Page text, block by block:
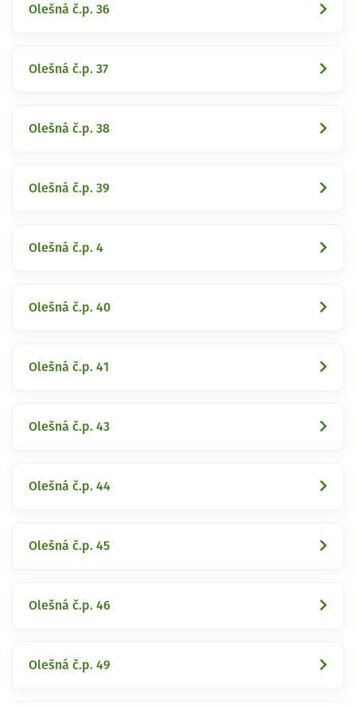
Olešná č.p. 36
Olešná č.p. 37
Olešná č.p. 38
Olešná č.p. 39
Olešná č.p. 4
Olešná č.p. 40
Olešná č.p. 41
Olešná č.p. 43
Olešná č.p. 44
Olešná č.p. 45
Olešná č.p. 46
Olešná č.p. 49